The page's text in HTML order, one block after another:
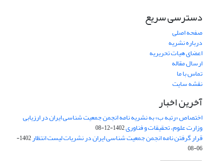
دسترسی سریع
صفحه اصلی
درباره نشریه
اعضای هیات تحریریه
ارسال مقاله
تماس با ما
نقشه سایت
آخرین اخبار
اختصاص «رتبه ب» به نشریه نامه انجمن جمعیت شناسی ایران در ارزیابی
وزارت علوم، تحقیقات و فناوری1402-12-08
قرار گرفتن نامه انجمن جمعیت شناسی ایران در نشریات لیست انتظار
1402-
06-08